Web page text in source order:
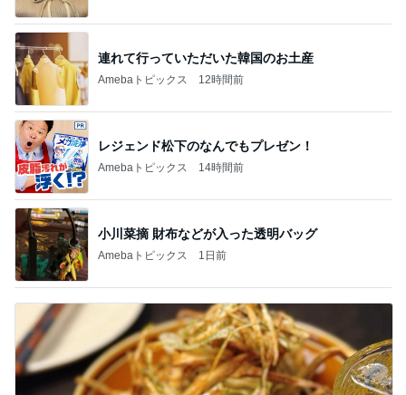
連れて行っていただいた韓国のお土産
Amebaトピックス 12時間前
レジェンド松下のなんでもプレゼン！
Amebaトピックス 14時間前
小川菜摘 財布などが入った透明バッグ
Amebaトピックス 1日前